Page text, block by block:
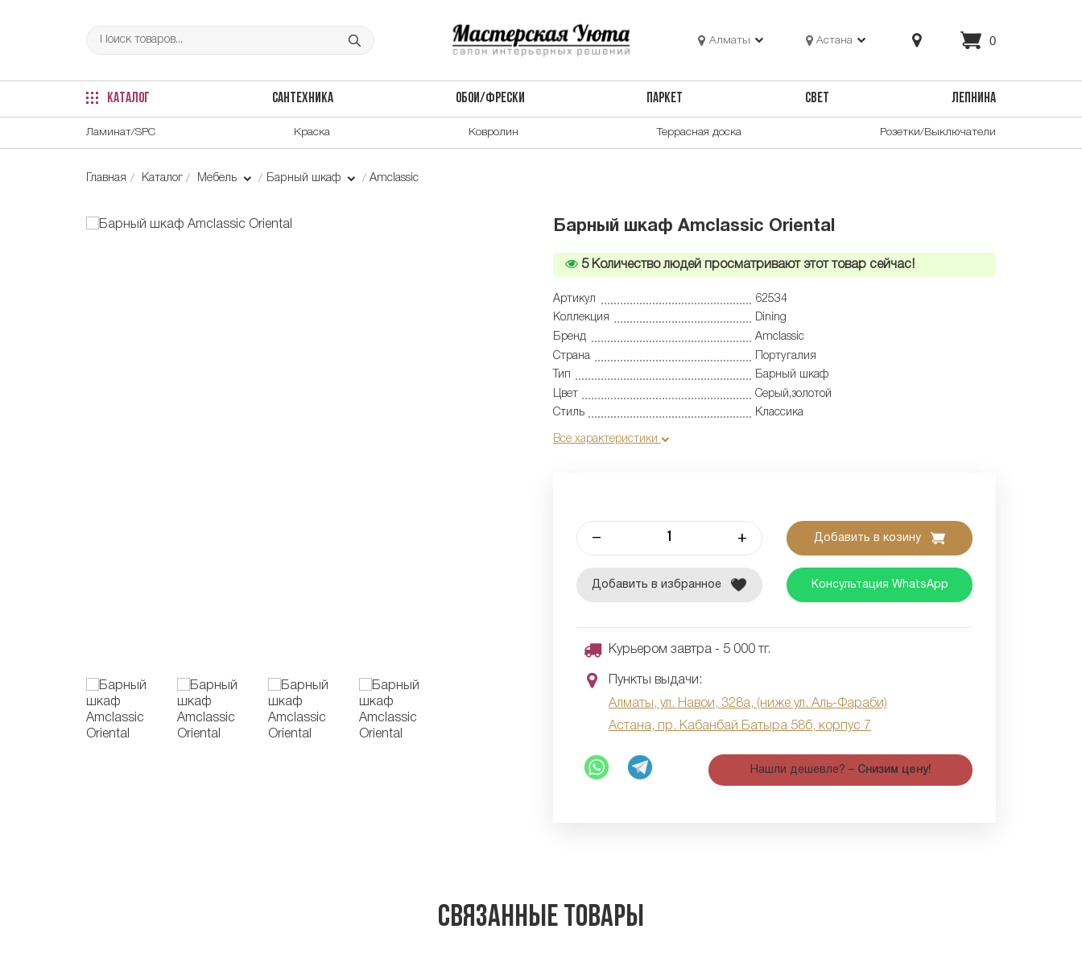
Алматы Астана 0
КАТАЛОГ САНТЕХНИКА ОБОИ/ФРЕСКИ ПАРКЕТ СВЕТ ЛЕПНИНА
Ламинат/SPC Краска Ковролин Террасная доска Розетки/Выключатели
Главная Каталог Мебель Барный шкаф Amclassic
Барный шкаф Amclassic Oriental
5Количество людей просматривают этот товар сейчас!
Артикул
62534
Коллекция
Dining
Бренд
Amclassic
Страна
Португалия
Тип
Барный шкаф
Цвет
Серый,золотой
Стиль
Классика
Все характеристики
– + Добавить в козину
Добавить в избранное Консультация WhatsApp
Курьером завтра - 5 000 тг.
Пункты выдачи:
Алматы, ул. Навои, 328а, (ниже ул. Аль-Фараби)
Астана, пр. Кабанбай Батыра 58б, корпус 7
Нашли дешевле? – Снизим цену!
Связанные товары